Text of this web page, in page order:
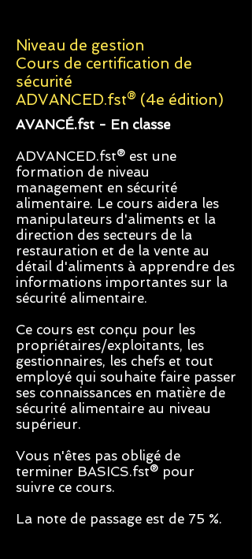
Niveau de gestion
Cours de certification de
sécurité
ADVANCED.fst® (4e édition)
AVANCÉ.fst - En classe
ADVANCED.fst® est une
formation de niveau
management en sécurité
alimentaire. Le cours aidera les
manipulateurs d'aliments et la
direction des secteurs de la
restauration et de la vente au
détail d'aliments à apprendre des
informations importantes sur la
sécurité alimentaire.
Ce cours est conçu pour les
propriétaires/exploitants, les
gestionnaires, les chefs et tout
employé qui souhaite faire passer
ses connaissances en matière de
sécurité alimentaire au niveau
supérieur.
Vous n'êtes pas obligé de
terminer BASICS.fst® pour
suivre ce cours.
La note de passage est de 75 %.